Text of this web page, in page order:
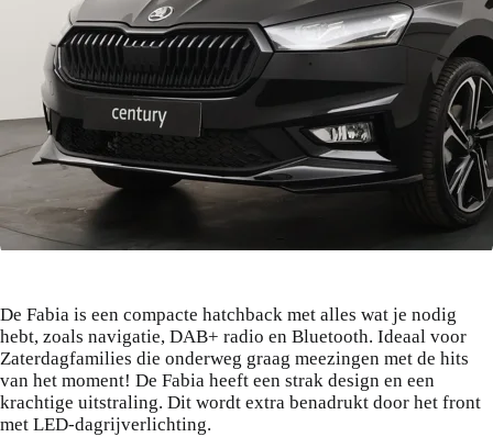
De Fabia is een compacte hatchback met alles wat je nodig
hebt, zoals navigatie, DAB+ radio en Bluetooth. Ideaal voor
Zaterdagfamilies die onderweg graag meezingen met de hits
van het moment! De Fabia heeft een strak design en een
krachtige uitstraling. Dit wordt extra benadrukt door het front
met LED-dagrijverlichting.